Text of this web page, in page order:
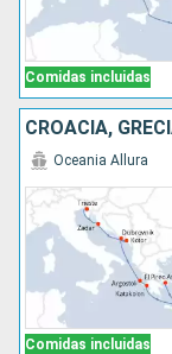
Comidas incluidas
Comidas incluidas
Oceania Allura